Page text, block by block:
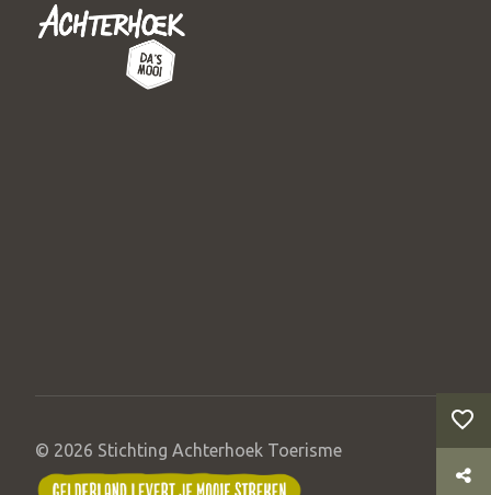
© 2026 Stichting Achterhoek Toerisme